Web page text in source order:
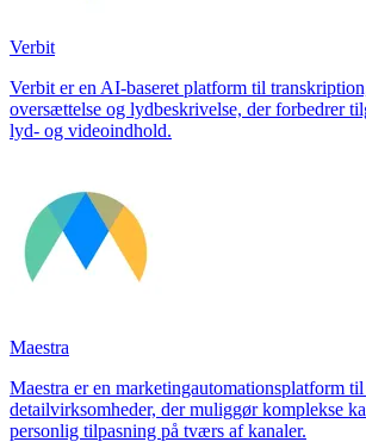
Verbit
Verbit er en AI-baseret platform til
oversættelse og lydbeskrivelse, der forbedrer
lyd- og videoindhold.
Maestra
Maestra er en marketingautomationsplatform
detailvirksomheder, der muliggør komplekse
personlig tilpasning på tværs af kanaler.